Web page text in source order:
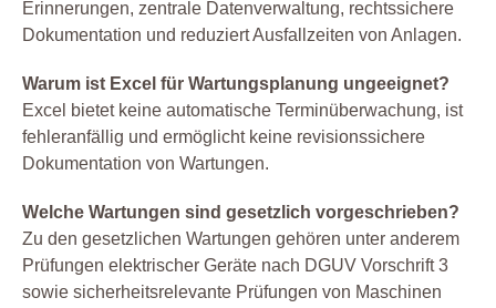
Erinnerungen, zentrale Datenverwaltung, rechtssichere
Dokumentation und reduziert Ausfallzeiten von Anlagen.
Warum ist Excel für Wartungsplanung ungeeignet?
Excel bietet keine automatische Terminüberwachung, ist
fehleranfällig und ermöglicht keine revisionssichere
Dokumentation von Wartungen.
Welche Wartungen sind gesetzlich vorgeschrieben?
Zu den gesetzlichen Wartungen gehören unter anderem
Prüfungen elektrischer Geräte nach DGUV Vorschrift 3
sowie sicherheitsrelevante Prüfungen von Maschinen